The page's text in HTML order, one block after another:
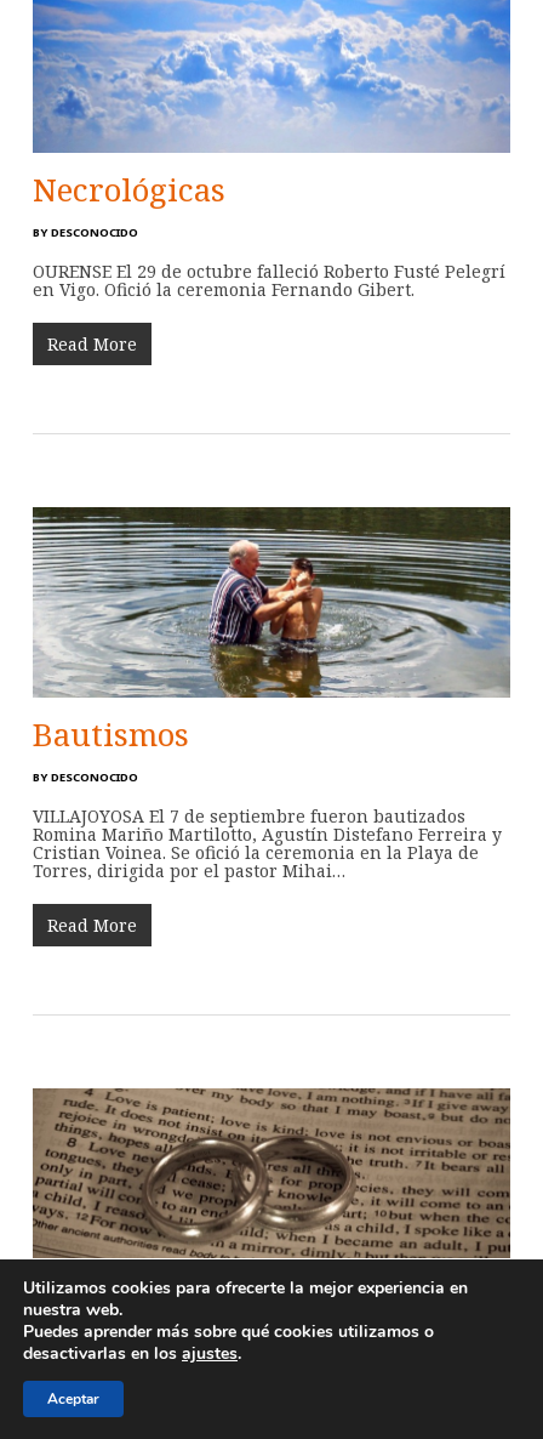
Necrológicas
BY DESCONOCIDO
OURENSE El 29 de octubre falleció Roberto Fusté Pelegrí
en Vigo. Ofició la ceremonia Fernando Gibert.
Read More
Bautismos
BY DESCONOCIDO
VILLAJOYOSA El 7 de septiembre fueron bautizados
Romina Mariño Martilotto, Agustín Distefano Ferreira y
Cristian Voinea. Se ofició la ceremonia en la Playa de
Torres, dirigida por el pastor Mihai…
Read More
Bodas
BY DESCONOCIDO
LLEIDA El día 15 de septiembre tuvo lugar el enlace
matrimonial entre Laura Ergueta y Xavier Carnicè, en la
Utilizamos cookies para ofrecerte la mejor experiencia en
nuestra web.
Puedes aprender más sobre qué cookies utilizamos o
desactivarlas en los ajustes.
Aceptar